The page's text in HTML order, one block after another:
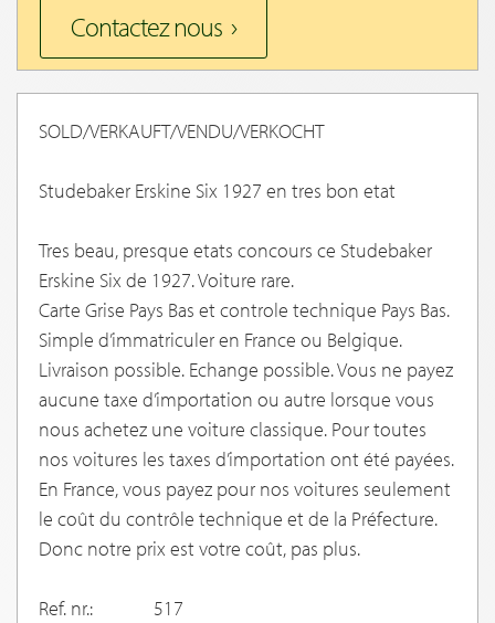
Contactez nous
SOLD/VERKAUFT/VENDU/VERKOCHT
Studebaker Erskine Six 1927 en tres bon etat
Tres beau, presque etats concours ce Studebaker
Erskine Six de 1927. Voiture rare.
Carte Grise Pays Bas et controle technique Pays Bas.
Simple d’immatriculer en France ou Belgique.
Livraison possible. Echange possible. Vous ne payez
aucune taxe d’importation ou autre lorsque vous
nous achetez une voiture classique. Pour toutes
nos voitures les taxes d’importation ont été payées.
En France, vous payez pour nos voitures seulement
le coût du contrôle technique et de la Préfecture.
Donc notre prix est votre coût, pas plus.
Ref. nr.:
517